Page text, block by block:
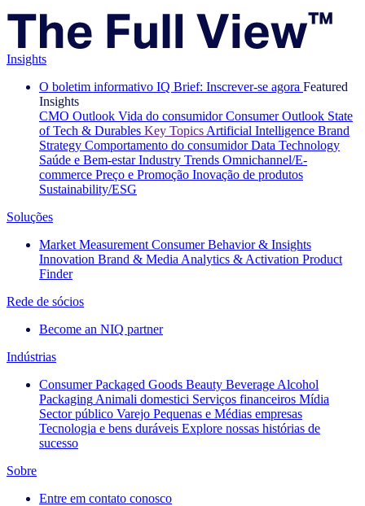
Insights
O boletim informativo IQ Brief: Inscrever-se agora Featured
Insights
CMO Outlook Vida do consumidor Consumer Outlook State
of Tech & Durables Key Topics Artificial Intelligence Brand
Strategy Comportamento do consumidor Data Technology
Saúde e Bem-estar Industry Trends Omnichannel/E-
commerce Preço e Promoção Inovação de produtos
Sustainability/ESG
Soluções
Market Measurement Consumer Behavior & Insights
Innovation Brand & Media Analytics & Activation Product
Finder
Rede de sócios
Become an NIQ partner
Indústrias
Consumer Packaged Goods Beauty Beverage Alcohol
Packaging Animali domestici Serviços financeiros Mídia
Sector público Varejo Pequenas e Médias empresas
Tecnologia e bens duráveis Explore nossas histórias de
sucesso
Sobre
Entre em contato conosco